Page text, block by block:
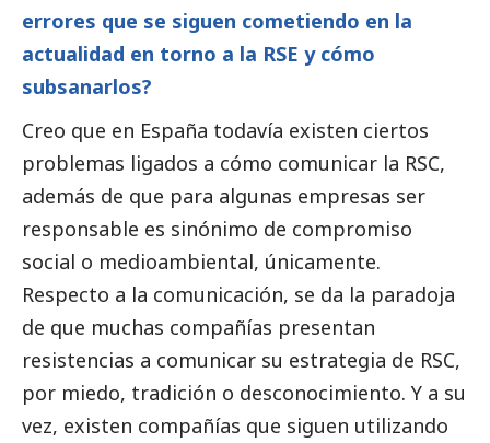
errores que se siguen cometiendo en la
actualidad en torno a la RSE y cómo
subsanarlos?
Creo que en España todavía existen ciertos
problemas ligados a cómo comunicar la RSC,
además de que para algunas empresas ser
responsable es sinónimo de compromiso
social o medioambiental, únicamente.
Respecto a la comunicación, se da la paradoja
de que muchas compañías presentan
resistencias a comunicar su estrategia de RSC,
por miedo, tradición o desconocimiento. Y a su
vez, existen compañías que siguen utilizando